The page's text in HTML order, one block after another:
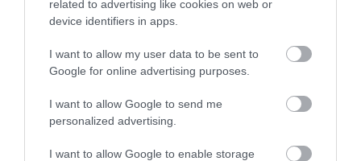
related to advertising like cookies on web or
device identifiers in apps.
I want to allow my user data to be sent to
Google for online advertising purposes.
I want to allow Google to send me
personalized advertising.
I want to allow Google to enable storage